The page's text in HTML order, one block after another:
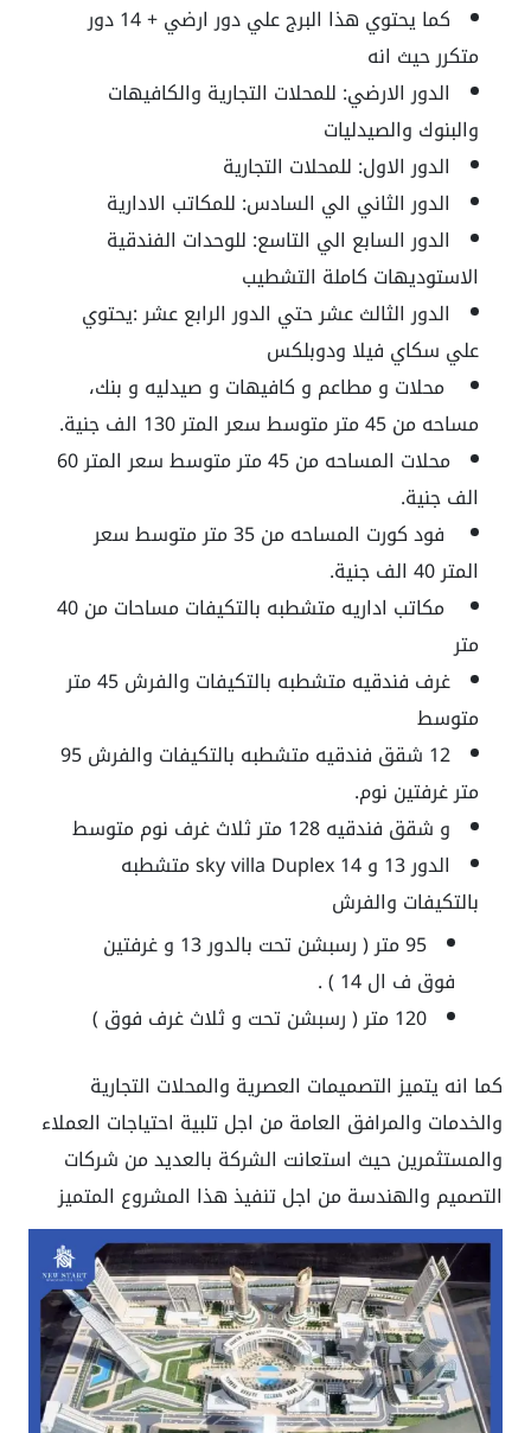
كما يحتوي هذا البرج علي دور ارضي + 14 دور
متكرر حيث انه
الدور الارضي: للمحلات التجارية والكافيهات
والبنوك والصيدليات
الدور الاول: للمحلات التجارية
الدور الثاني الي السادس: للمكاتب الادارية
الدور السابع الي التاسع: للوحدات الفندقية
الاستوديهات كاملة التشطيب
الدور الثالث عشر حتي الدور الرابع عشر :يحتوي
علي سكاي فيلا ودوبلكس
محلات و مطاعم و كافيهات و صيدليه و بنك،
مساحه من 45 متر متوسط سعر المتر 130 الف جنية.
محلات المساحه من 45 متر متوسط سعر المتر 60
الف جنية.
فود كورت المساحه من 35 متر متوسط سعر
المتر 40 الف جنية.
مكاتب اداريه متشطبه بالتكيفات مساحات من 40
متر
غرف فندقيه متشطبه بالتكيفات والفرش 45 متر
متوسط
12 شقق فندقيه متشطبه بالتكيفات والفرش 95
متر غرفتين نوم.
و شقق فندقيه 128 متر ثلاث غرف نوم متوسط
الدور 13 و 14 sky villa Duplex متشطبه
بالتكيفات والفرش
95 متر ( رسبشن تحت بالدور 13 و غرفتين
فوق ف ال 14 ) .
120 متر ( رسبشن تحت و ثلاث غرف فوق )
كما انه يتميز التصميمات العصرية والمحلات التجارية
والخدمات والمرافق العامة من اجل تلبية احتياجات العملاء
والمستثمرين حيث استعانت الشركة بالعديد من شركات
التصميم والهندسة من اجل تنفيذ هذا المشروع المتميز